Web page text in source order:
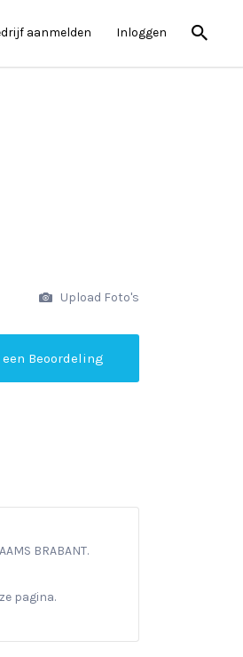
aanmelden Inloggen
Upload Foto's
Beoordeling
BRABANT.
pagina.